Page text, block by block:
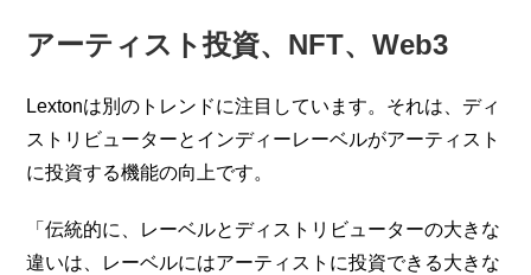
アーティスト投資、NFT、Web3
Lextonは別のトレンドに注目しています。それは、ディ
ストリビューターとインディーレーベルがアーティスト
に投資する機能の向上です。
「伝統的に、レーベルとディストリビューターの大きな
違いは、レーベルにはアーティストに投資できる大きな